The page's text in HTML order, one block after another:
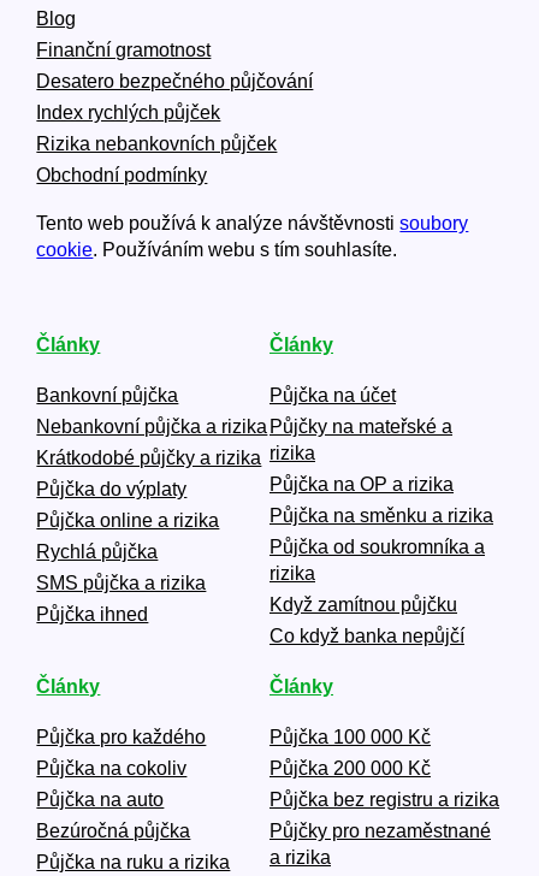
Blog
Finanční gramotnost
Desatero bezpečného půjčování
Index rychlých půjček
Rizika nebankovních půjček
Obchodní podmínky
Tento web používá k analýze návštěvnostisoubory
cookie. Používáním webu s tím souhlasíte.
Články
Bankovní půjčka
Nebankovní půjčka a rizika
Krátkodobé půjčky a rizika
Půjčka do výplaty
Půjčka online a rizika
Rychlá půjčka
SMS půjčka a rizika
Půjčka ihned
Články
Půjčka na účet
Půjčky na mateřské a
rizika
Půjčka na OP a rizika
Půjčka na směnku a rizika
Půjčka od soukromníka a
rizika
Když zamítnou půjčku
Co když banka nepůjčí
Články
Půjčka pro každého
Půjčka na cokoliv
Půjčka na auto
Bezúročná půjčka
Půjčka na ruku a rizika
Články
Půjčka 100 000 Kč
Půjčka 200 000 Kč
Půjčka bez registru a rizika
Půjčky pro nezaměstnané
a rizika